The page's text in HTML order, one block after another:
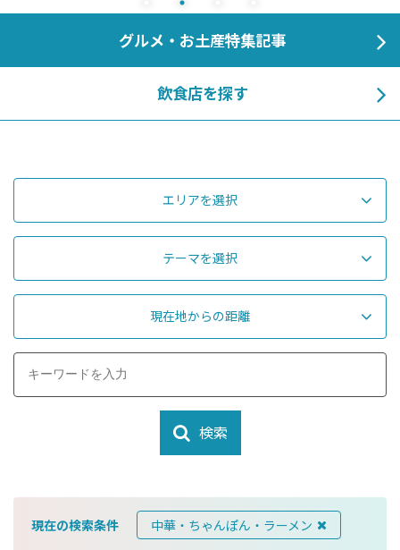
グルメ・お土産特集記事
飲食店を探す
エリアを選択
テーマを選択
現在地からの距離
検索
現在の検索条件 中華・ちゃんぽん・ラーメン